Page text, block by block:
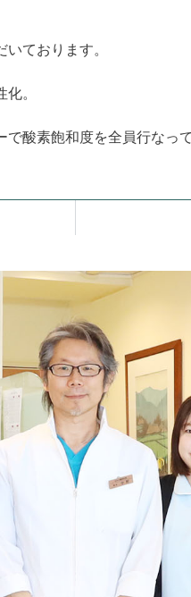
ております。
。
酸素飽和度を全員行なっ